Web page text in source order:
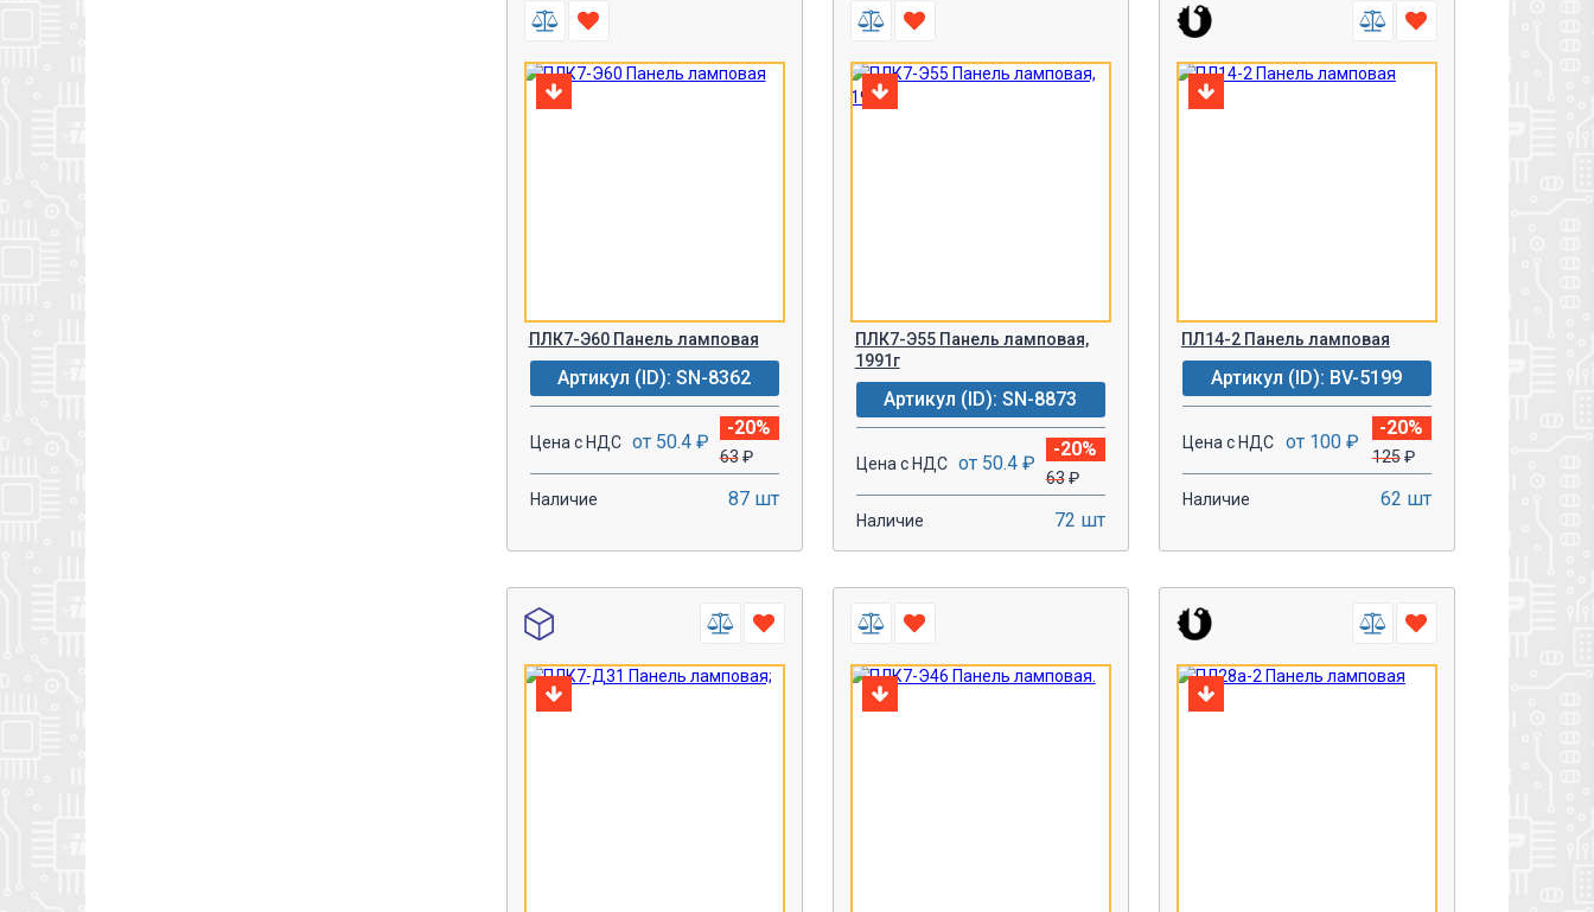
ПЛК7-Э60 Панель ламповая
Артикул (ID): SN-8362
Цена с НДС от 50.4 ₽
-20%
63₽
Наличие 87 шт
ПЛК7-Э55 Панель ламповая,
1991г
Артикул (ID): SN-8873
Цена с НДС от 50.4 ₽
-20%
63₽
Наличие 72 шт
ПЛ14-2 Панель ламповая
Артикул (ID): BV-5199
Цена с НДС от 100 ₽
-20%
125₽
Наличие 62 шт